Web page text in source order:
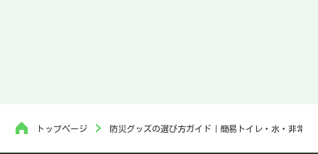
トップページ 防災グッズの選び方ガイド｜簡易トイレ・水・非常